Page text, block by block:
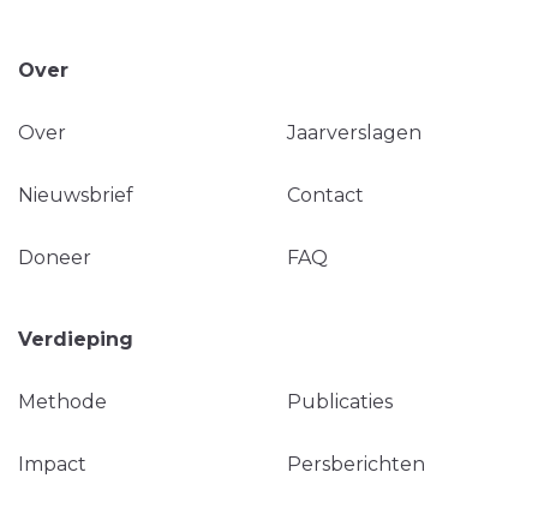
Over
Over Jaarverslagen
Nieuwsbrief Contact
Doneer FAQ
Verdieping
Methode Publicaties
Impact Persberichten